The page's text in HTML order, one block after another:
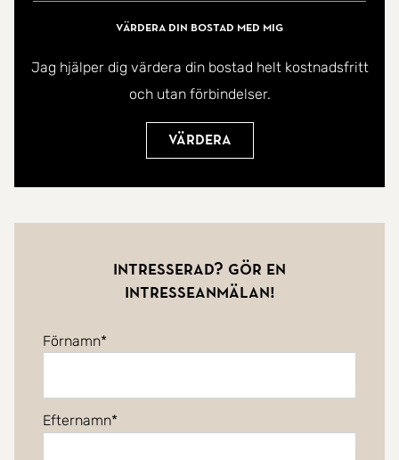
Värdera din bostad med mig
Jag hjälper dig värdera din bostad helt kostnadsfritt
och utan förbindelser.
Värdera
Intresserad? Gör en
intresseanmälan!
Förnamn
Efternamn